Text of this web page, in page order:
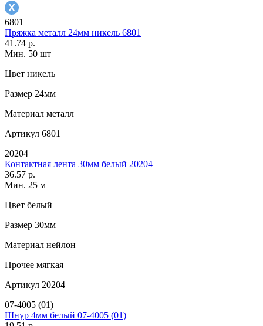
6801
Пряжка металл 24мм никель 6801
41.74 р.
Мин. 50 шт
Цвет никель
Размер 24мм
Материал металл
Артикул 6801
20204
Контактная лента 30мм белый 20204
36.57 р.
Мин. 25 м
Цвет белый
Размер 30мм
Материал нейлон
Прочее мягкая
Артикул 20204
07-4005 (01)
Шнур 4мм белый 07-4005 (01)